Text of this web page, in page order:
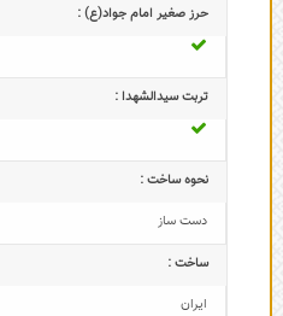
حرز صغیر امام جواد(ع) :
تربت سیدالشهدا :
نحوه ساخت :
دست ساز
ساخت :
ایران